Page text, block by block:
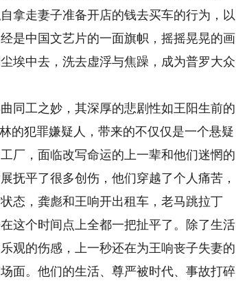
拿走妻子准备开店的钱去买车的行为，以
是中国文艺片的一面旗帜，摇摇晃晃的画
埃中去，洗去虚浮与焦躁，成为普罗大众
工之妙，其深厚的悲剧性如王阳生前的
的犯罪嫌疑人，带来的不仅仅是一个悬疑
厂，面临改写命运的上一辈和他们迷惘的
抚平了很多创伤，他们穿越了个人痛苦，
态，龚彪和王响开出租车，老马跳拉丁
这个时间点上全都一把扯平了。除了生活
观的伤感，上一秒还在为王响丧子失妻的
面。他们的生活、尊严被时代、事故打碎